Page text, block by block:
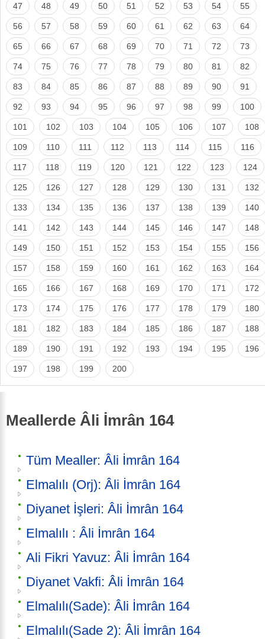
47 48 49 50 51 52 53 54 55
56 57 58 59 60 61 62 63 64
65 66 67 68 69 70 71 72 73
74 75 76 77 78 79 80 81 82
83 84 85 86 87 88 89 90 91
92 93 94 95 96 97 98 99 100
101 102 103 104 105 106 107 108
109 110 111 112 113 114 115 116
117 118 119 120 121 122 123 124
125 126 127 128 129 130 131 132
133 134 135 136 137 138 139 140
141 142 143 144 145 146 147 148
149 150 151 152 153 154 155 156
157 158 159 160 161 162 163 164
165 166 167 168 169 170 171 172
173 174 175 176 177 178 179 180
181 182 183 184 185 186 187 188
189 190 191 192 193 194 195 196
197 198 199 200
Meallerde Âli İmrân 164
Tüm Mealler: Âli İmrân 164
Elmalılı (Orj): Âli İmrân 164
Diyanet İşleri: Âli İmrân 164
Elmalılı : Âli İmrân 164
Ali Fikri Yavuz: Âli İmrân 164
Diyanet Vakfi: Âli İmrân 164
Elmalılı(Sade): Âli İmrân 164
Elmalılı(Sade 2): Âli İmrân 164